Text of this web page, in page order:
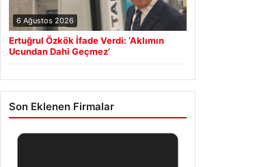
6 Ağustos 2026
Ertuğrul Özkök İfade Verdi: ‘Aklımın
Ucundan Dahi Geçmez’
Son Eklenen Firmalar